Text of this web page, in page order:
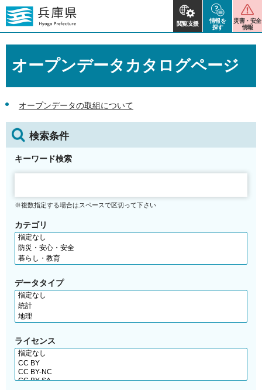
閲覧支援
情報を
探す
災害・安全
情報
オープンデータカタログページ
オープンデータの取組について
検索条件
キーワード検索
※複数指定する場合はスペースで区切って下さい
カテゴリ
データタイプ
ライセンス